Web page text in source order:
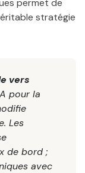
stratégie
vers
pour la
Les
de bord ;
avec